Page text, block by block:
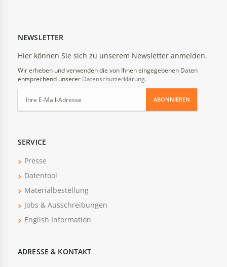
NEWSLETTER
Hier können Sie sich zu unserem Newsletter anmelden.
Wir erheben und verwenden die von Ihnen eingegebenen Daten
entsprechend unserer Datenschutzerklärung.
ABONNIEREN
SERVICE
Presse
Datentool
Materialbestellung
Jobs & Ausschreibungen
English Information
ADRESSE & KONTAKT